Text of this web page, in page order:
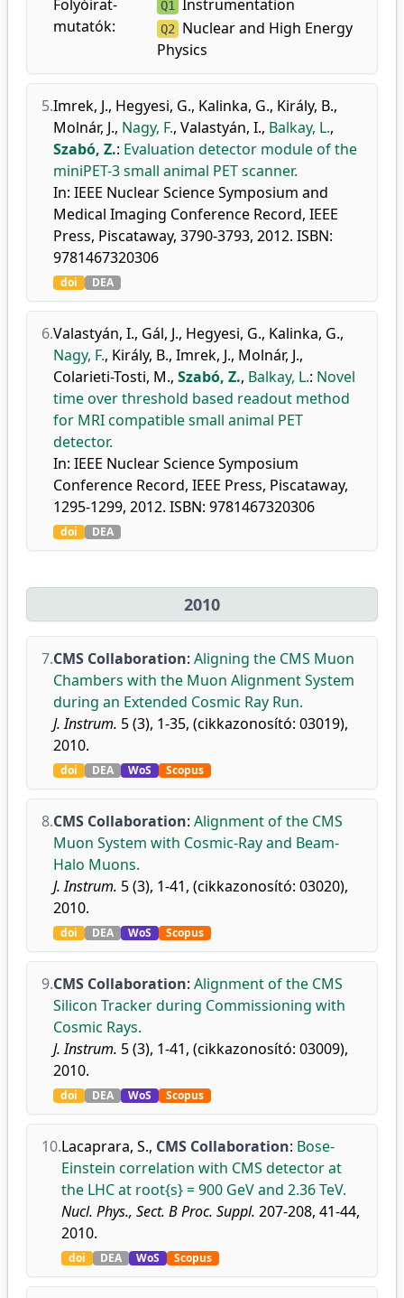
Folyóirat-
mutatók:
Q1 Instrumentation
Q2
Nuclear and High Energy
Physics
5.Imrek, J., Hegyesi, G., Kalinka, G., Király, B.,
Molnár, J., Nagy, F., Valastyán, I., Balkay, L.,
Szabó, Z.: Evaluation detector module of the
miniPET-3 small animal PET scanner.
In: IEEE Nuclear Science Symposium and
Medical Imaging Conference Record, IEEE
Press, Piscataway, 3790-3793, 2012. ISBN:
9781467320306
doi DEA
6.Valastyán, I., Gál, J., Hegyesi, G., Kalinka, G.,
Nagy, F., Király, B., Imrek, J., Molnár, J.,
Colarieti-Tosti, M., Szabó, Z., Balkay, L.: Novel
time over threshold based readout method
for MRI compatible small animal PET
detector.
In: IEEE Nuclear Science Symposium
Conference Record, IEEE Press, Piscataway,
1295-1299, 2012. ISBN: 9781467320306
doi DEA
2010
7.CMS Collaboration: Aligning the CMS Muon
Chambers with the Muon Alignment System
during an Extended Cosmic Ray Run.
J. Instrum. 5 (3), 1-35, (cikkazonosító: 03019),
2010.
doi DEA WoS Scopus
8.CMS Collaboration: Alignment of the CMS
Muon System with Cosmic-Ray and Beam-
Halo Muons.
J. Instrum. 5 (3), 1-41, (cikkazonosító: 03020),
2010.
doi DEA WoS Scopus
9.CMS Collaboration: Alignment of the CMS
Silicon Tracker during Commissioning with
Cosmic Rays.
J. Instrum. 5 (3), 1-41, (cikkazonosító: 03009),
2010.
doi DEA WoS Scopus
10.Lacaprara, S., CMS Collaboration: Bose-
Einstein correlation with CMS detector at
the LHC at root{s} = 900 GeV and 2.36 TeV.
Nucl. Phys., Sect. B Proc. Suppl. 207-208, 41-44,
2010.
doi DEA WoS Scopus